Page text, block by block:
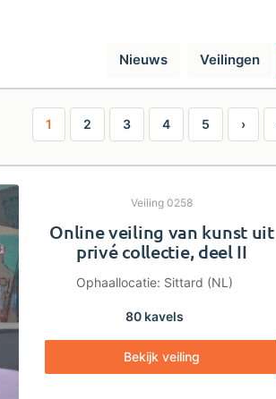
Nieuws Veilingen
1 2 3 4 5 ›
Veiling 0258
Online veiling van kunst uit
privé collectie, deel II
Ophaallocatie: Sittard (NL)
80 kavels
Bekijk veiling